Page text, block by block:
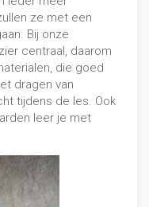
ze met een
Bij onze
centraal, daarom
die goed
dragen van
tijdens de les. Ook
leer je met